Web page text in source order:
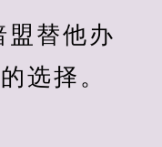
替他办
选择。